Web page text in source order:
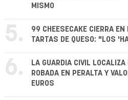
MISMO
5.
99 CHEESECAKE CIERRA
TARTAS DE QUESO: "LOS
6.
LA GUARDIA CIVIL
ROBADA EN PERALTA Y
EUROS